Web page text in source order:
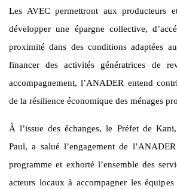
Les AVEC permettront aux producteurs
développer une épargne collective,
proximité dans des conditions adaptées
financer des activités génératrices de
accompagnement, l’ANADER entend
de la résilience économique des ménages
À l’issue des échanges, le Préfet de
Paul, a salué l’engagement de
programme et exhorté l’ensemble des
acteurs locaux à accompagner les